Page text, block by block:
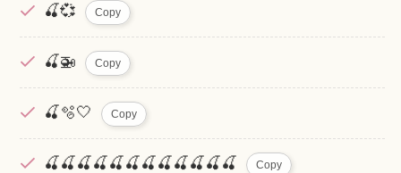
🍒💞 Copy
🍒🚁 Copy
🍒🫧🤍 Copy
🍒🍒🍒🍒🍒🍒🍒🍒🍒🍒🍒🍒 Copy